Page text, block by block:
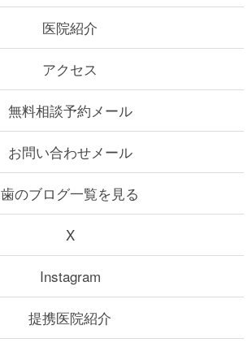
医院紹介
アクセス
無料相談予約メール
お問い合わせメール
歯のブログ一覧を見る
X
Instagram
提携医院紹介